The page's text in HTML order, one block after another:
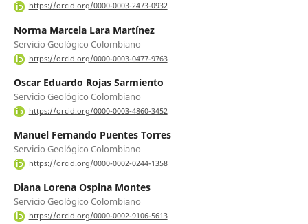
https://orcid.org/0000-0003-2473-0932
Norma Marcela Lara Martínez
Servicio Geológico Colombiano
https://orcid.org/0000-0003-0477-9763
Oscar Eduardo Rojas Sarmiento
Servicio Geológico Colombiano
https://orcid.org/0000-0003-4860-3452
Manuel Fernando Puentes Torres
Servicio Geológico Colombiano
https://orcid.org/0000-0002-0244-1358
Diana Lorena Ospina Montes
Servicio Geológico Colombiano
https://orcid.org/0000-0002-9106-5613